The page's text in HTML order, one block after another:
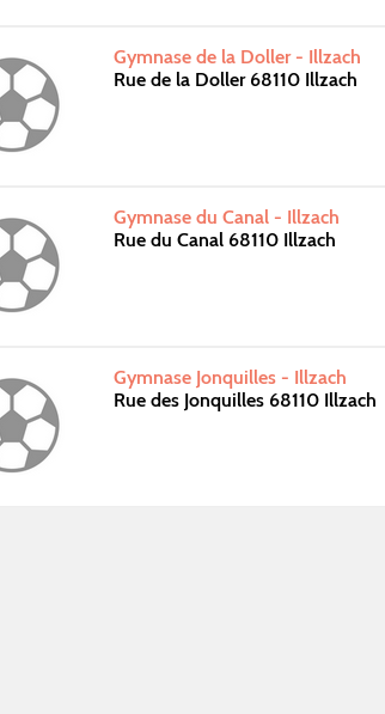
Gymnase de la Doller - Illzach
Rue de la Doller 68110 Illzach
Gymnase du Canal - Illzach
Rue du Canal 68110 Illzach
Gymnase Jonquilles - Illzach
Rue des Jonquilles 68110 Illzach